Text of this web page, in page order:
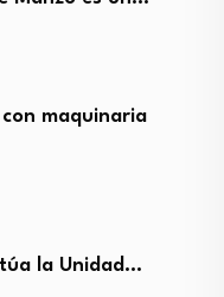
maquinaria
la Unidad…